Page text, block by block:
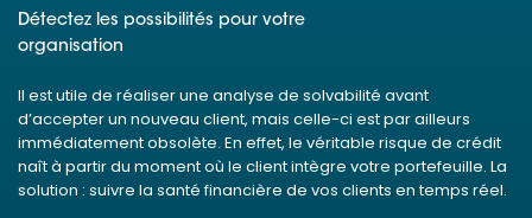
Détectez les possibilités pour votre
organisation
Il est utile de réaliser une analyse de solvabilité avant
d’accepter un nouveau client, mais celle-ci est par ailleurs
immédiatement obsolète. En effet, le véritable risque de crédit
naît à partir du moment où le client intègre votre portefeuille. La
solution : suivre la santé financière de vos clients en temps réel.